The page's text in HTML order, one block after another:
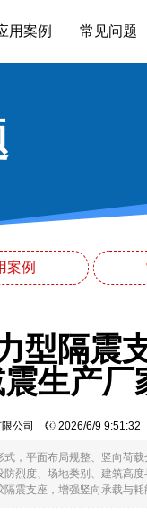
用案例 常见问题
案例
型隔震
生产厂
限公司 2026/6/9 9:51:32
，平面布局规整、竖向荷
烈度、场地类别、建筑高
震支座，增强竖向承载与耗